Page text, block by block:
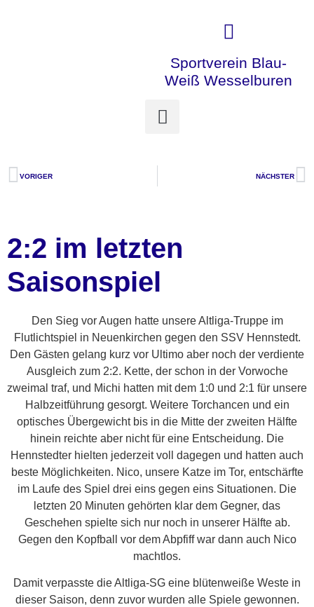
Sportverein Blau-
Weiß Wesselburen
VORIGER NÄCHSTER
2:2 im letzten
Saisonspiel
Den Sieg vor Augen hatte unsere Altliga-Truppe im
Flutlichtspiel in Neuenkirchen gegen den SSV Hennstedt.
Den Gästen gelang kurz vor Ultimo aber noch der verdiente
Ausgleich zum 2:2. Kette, der schon in der Vorwoche
zweimal traf, und Michi hatten mit dem 1:0 und 2:1 für unsere
Halbzeitführung gesorgt. Weitere Torchancen und ein
optisches Übergewicht bis in die Mitte der zweiten Hälfte
hinein reichte aber nicht für eine Entscheidung. Die
Hennstedter hielten jederzeit voll dagegen und hatten auch
beste Möglichkeiten. Nico, unsere Katze im Tor, entschärfte
im Laufe des Spiel drei eins gegen eins Situationen. Die
letzten 20 Minuten gehörten klar dem Gegner, das
Geschehen spielte sich nur noch in unserer Hälfte ab.
Gegen den Kopfball vor dem Abpfiff war dann auch Nico
machtlos.
Damit verpasste die Altliga-SG eine blütenweiße Weste in
dieser Saison, denn zuvor wurden alle Spiele gewonnen.